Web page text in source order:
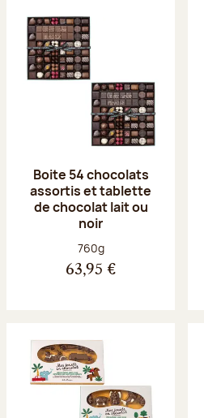
Boite 54 chocolats
assortis et tablette
de chocolat lait ou
noir
Poids net :
760g
63,95 €